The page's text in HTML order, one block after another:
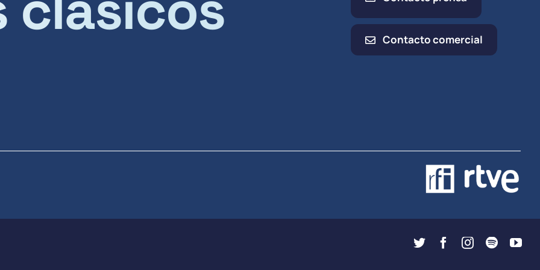
Contacto comercial